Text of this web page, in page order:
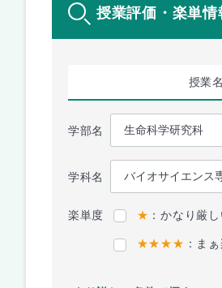
授業評価・楽単情
授業名
学部名
学科名
楽単度 ★ ：かなり厳
★★★★ ：ま